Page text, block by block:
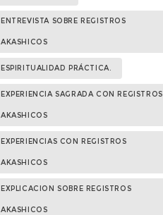
ENTREVISTA SOBRE REGISTROS
AKASHICOS
ESPIRITUALIDAD PRÁCTICA.
EXPERIENCIA SAGRADA CON REGISTROS
AKASHICOS
EXPERIENCIAS CON REGISTROS
AKASHICOS
EXPLICACION SOBRE REGISTROS
AKASHICOS